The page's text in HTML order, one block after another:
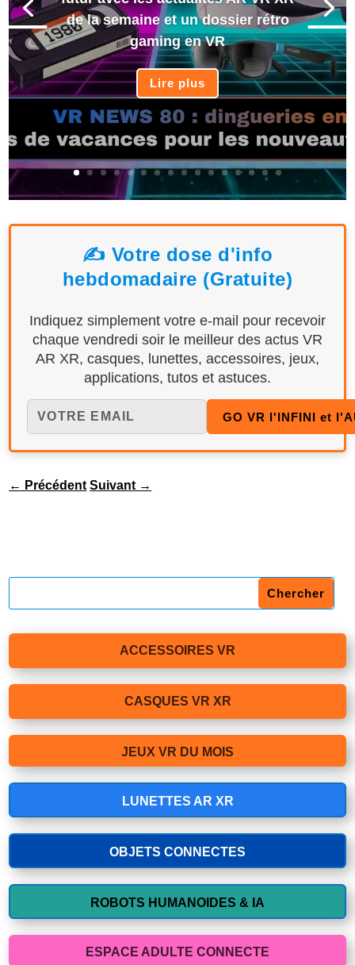
de la semaine et un dossier rétro
gaming en VR
Lire plus
✍️ Votre dose d'info
hebdomadaire (Gratuite)
Indiquez simplement votre e-mail pour recevoir
chaque vendredi soir le meilleur des actus VR
AR XR, casques, lunettes, accessoires, jeux,
applications, tutos et astuces.
← Précédent Suivant →
ACCESSOIRES VR
CASQUES VR XR
JEUX VR DU MOIS
LUNETTES AR XR
OBJETS CONNECTES
ROBOTS HUMANOIDES & IA
ESPACE ADULTE CONNECTE